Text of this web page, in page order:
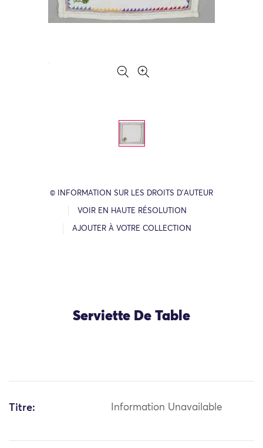
© INFORMATION SUR LES DROITS D’AUTEUR
VOIR EN HAUTE RÉSOLUTION
AJOUTER À VOTRE COLLECTION
Serviette De Table
Titre: Information Unavailable